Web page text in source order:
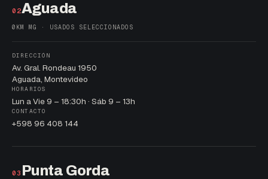
02Aguada
0KM MG · USADOS SELECCIONADOS
DIRECCIÓN
Av. Gral. Rondeau 1950
Aguada, Montevideo
HORARIOS
Lun a Vie 9 – 18:30h · Sáb 9 – 13h
CONTACTO
+598 96 408 144
03 Punta Gorda